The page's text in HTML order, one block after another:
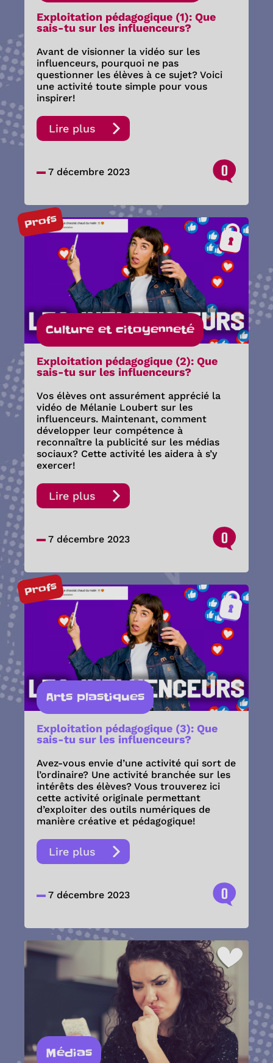
Exploitation pédagogique (1): Que
sais-tu sur les influenceurs?
Avant de visionner la vidéo sur les
influenceurs, pourquoi ne pas
questionner les élèves à ce sujet? Voici
une activité toute simple pour vous
inspirer!
Lire plus
7 décembre 2023 0
Profs
Culture et citoyenneté
Exploitation pédagogique (2): Que
sais-tu sur les influenceurs?
Vos élèves ont assurément apprécié la
vidéo de Mélanie Loubert sur les
influenceurs. Maintenant, comment
développer leur compétence à
reconnaître la publicité sur les médias
sociaux? Cette activité les aidera à s’y
exercer!
Lire plus
7 décembre 2023 0
Profs
Arts plastiques
Exploitation pédagogique (3): Que
sais-tu sur les influenceurs?
Avez-vous envie d’une activité qui sort de
l’ordinaire? Une activité branchée sur les
intérêts des élèves? Vous trouverez ici
cette activité originale permettant
d’exploiter des outils numériques de
manière créative et pédagogique!
Lire plus
7 décembre 2023 0
Médias